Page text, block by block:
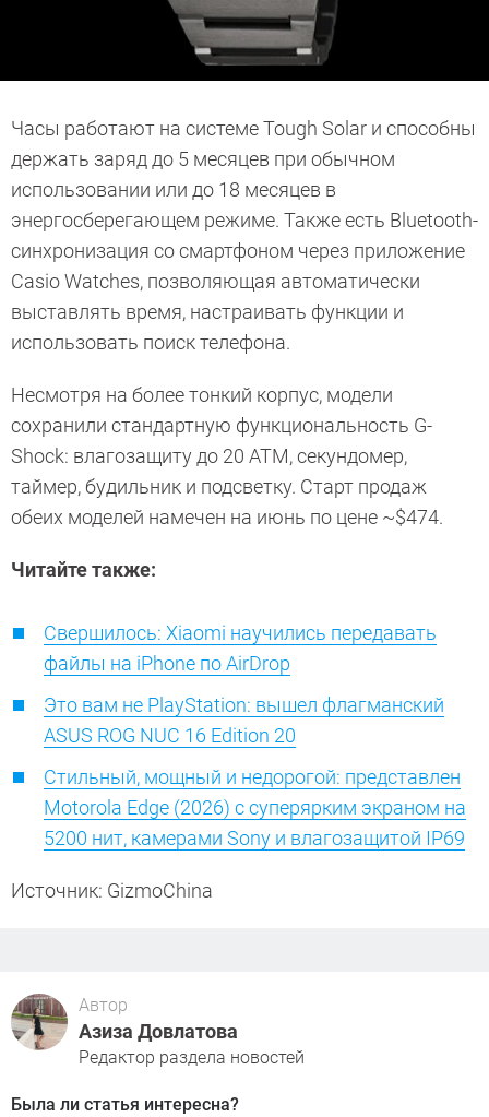
Часы работают на системе Tough Solar и способны
держать заряд до 5 месяцев при обычном
использовании или до 18 месяцев в
энергосберегающем режиме. Также есть Bluetooth-
синхронизация со смартфоном через приложение
Casio Watches, позволяющая автоматически
выставлять время, настраивать функции и
использовать поиск телефона.
Несмотря на более тонкий корпус, модели
сохранили стандартную функциональность G-
Shock: влагозащиту до 20 АТМ, секундомер,
таймер, будильник и подсветку. Старт продаж
обеих моделей намечен на июнь по цене ~$474.
Читайте также:
Свершилось: Xiaomi научились передавать
файлы на iPhone по AirDrop
Это вам не PlayStation: вышел флагманский
ASUS ROG NUC 16 Edition 20
Стильный, мощный и недорогой: представлен
Motorola Edge (2026) с суперярким экраном на
5200 нит, камерами Sony и влагозащитой IP69
Источник: GizmoChina
Автор
Азиза Довлатова
Редактор раздела новостей
Была ли статья интересна?